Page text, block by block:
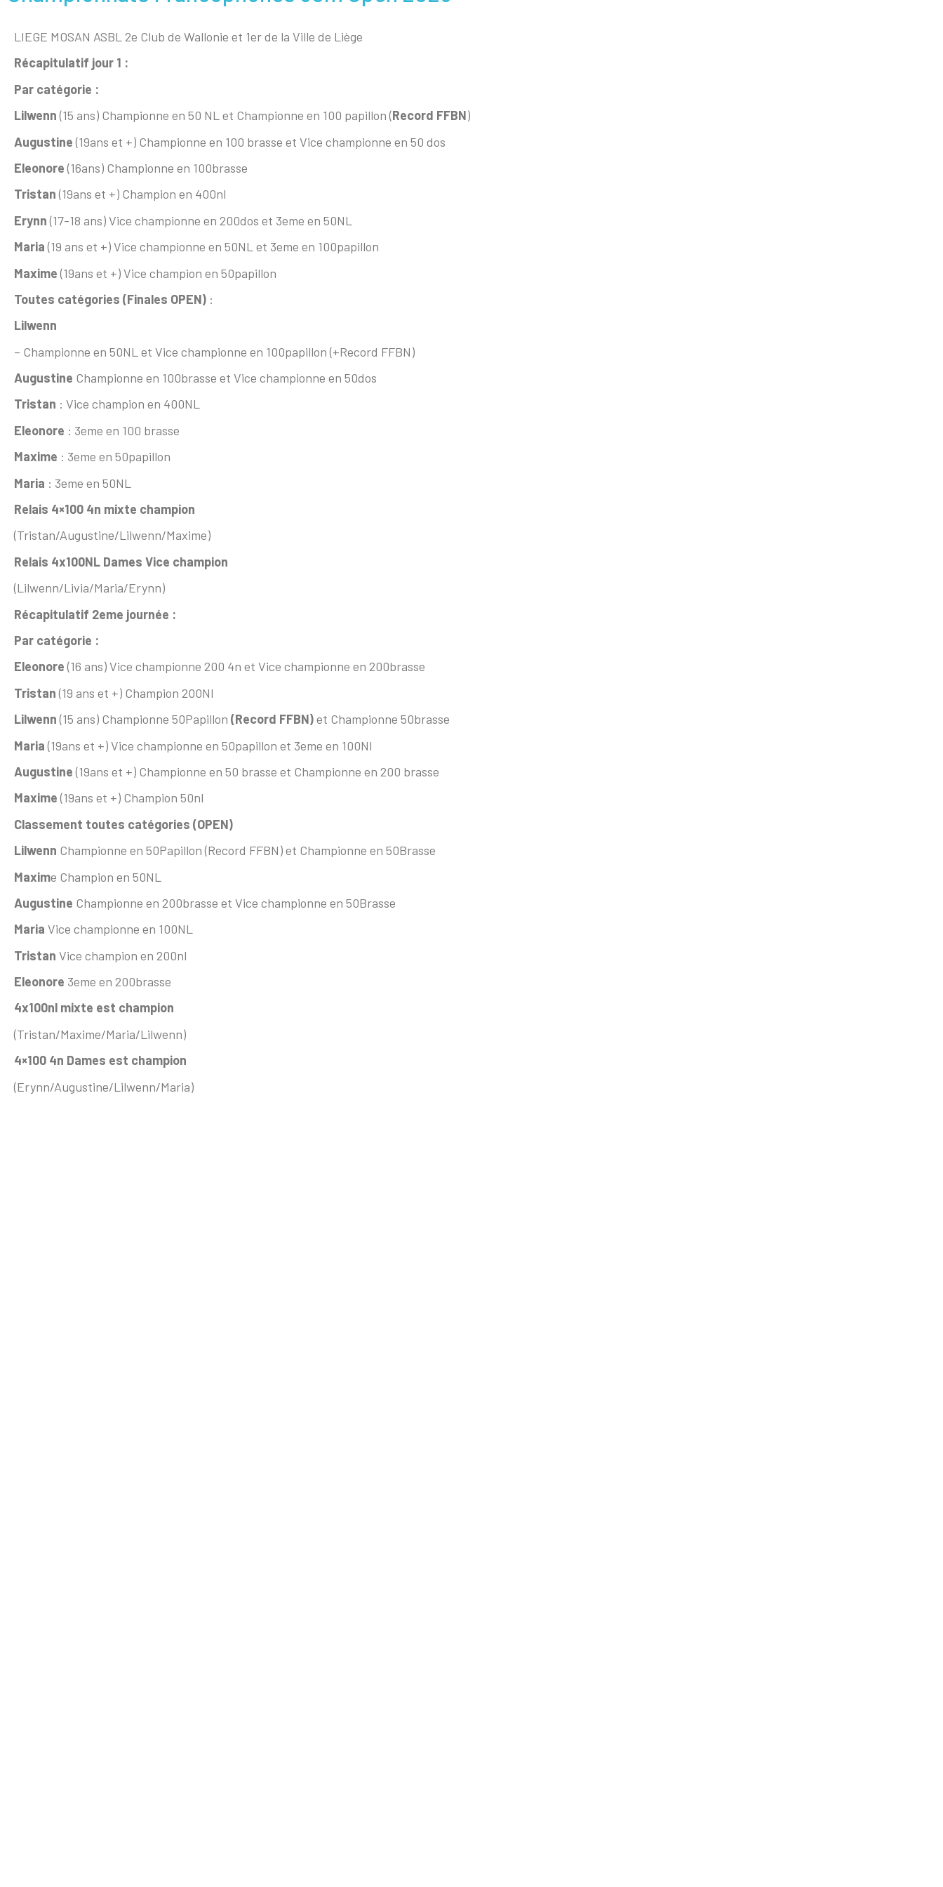
LIEGE MOSAN ASBL 2e Club de Wallonie et 1er de la Ville de Liège
Récapitulatif jour 1 :
Par catégorie :
Lilwenn(15 ans) Championne en 50 NL et Championne en 100 papillon (Record FFBN)
Augustine(19ans et +) Championne en 100 brasse et Vice championne en 50 dos
Eleonore(16ans) Championne en 100brasse
Tristan(19ans et +) Champion en 400nl
Erynn(17-18 ans) Vice championne en 200dos et 3eme en 50NL
Maria(19 ans et +) Vice championne en 50NL et 3eme en 100papillon
Maxime(19ans et +) Vice champion en 50papillon
Toutes catégories (Finales OPEN) :
Lilwenn
– Championne en 50NL et Vice championne en 100papillon (+Record FFBN)
Augustine Championne en 100brasse et Vice championne en 50dos
Tristan : Vice champion en 400NL
Eleonore : 3eme en 100 brasse
Maxime : 3eme en 50papillon
Maria : 3eme en 50NL
Relais 4×100 4n mixte champion
(Tristan/Augustine/Lilwenn/Maxime)
Relais 4x100NL Dames Vice champion
(Lilwenn/Livia/Maria/Erynn)
Récapitulatif 2eme journée :
Par catégorie :
Eleonore(16 ans) Vice championne 200 4n et Vice championne en 200brasse
Tristan(19 ans et +) Champion 200Nl
Lilwenn(15 ans) Championne 50Papillon (Record FFBN)et Championne 50brasse
Maria(19ans et +) Vice championne en 50papillon et 3eme en 100Nl
Augustine(19ans et +) Championne en 50 brasse et Championne en 200 brasse
Maxime(19ans et +) Champion 50nl
Classement toutes catégories (OPEN)
Lilwenn Championne en 50Papillon (Record FFBN) et Championne en 50Brasse
Maxime Champion en 50NL
Augustine Championne en 200brasse et Vice championne en 50Brasse
Maria Vice championne en 100NL
Tristan Vice champion en 200nl
Eleonore 3eme en 200brasse
4x100nl mixte est champion
(Tristan/Maxime/Maria/Lilwenn)
4×100 4n Dames est champion
(Erynn/Augustine/Lilwenn/Maria)